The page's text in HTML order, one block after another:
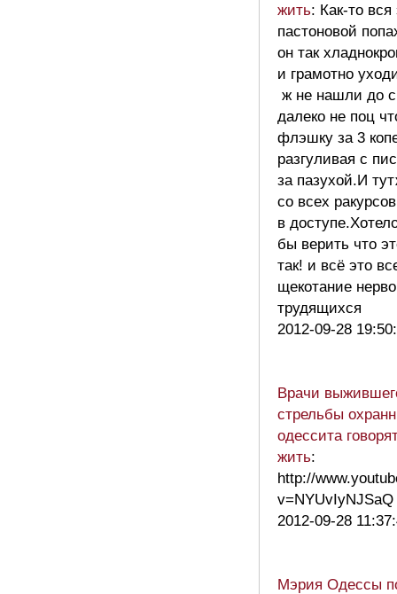
жить: Как-то
пастоновой
он так
и грамотно
ж не нашли до
далеко не поц
флэшку за 3
разгуливая с
за пазухой.И
со всех ракурсов
в
бы верить что
так! и всё это
щекотание
трудящихся
2012-09-28
Врачи
стрельбы
одессита
жить:
http://
v=NYUvIyNJSaQ
2012-09-28
Мэрия Одессы